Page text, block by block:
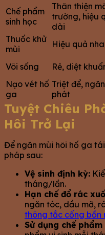
Chế phẩm
sinh học
Thân thiện
trường, hiệu
dài
Thuốc khử
mùi
Hiệu quả
Vôi sống
Rẻ, diệt
Nạo vét hố
ga
Triệt để,
phát
Tuyệt Chiêu
Hôi Trở Lại
Để ngăn mùi hôi hố ga
pháp sau:
Vệ sinh định kỳ:
tháng/lần.
Hạn chế đổ rác
ngăn tóc, dầu mỡ,
thông tắc cống bồn
Sử dụng chế